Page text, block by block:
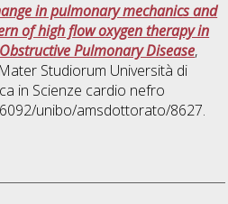
in pulmonary mechanics and
of high flow oxygen therapy in
Pulmonary Disease,
Studiorum Università di
in Scienze cardio nefro
unibo/amsdottorato/8627.